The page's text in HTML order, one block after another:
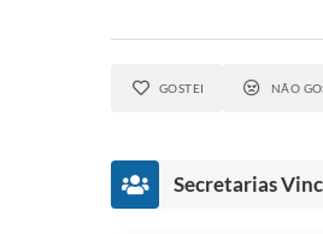
GOSTEI NÃO
Secretarias